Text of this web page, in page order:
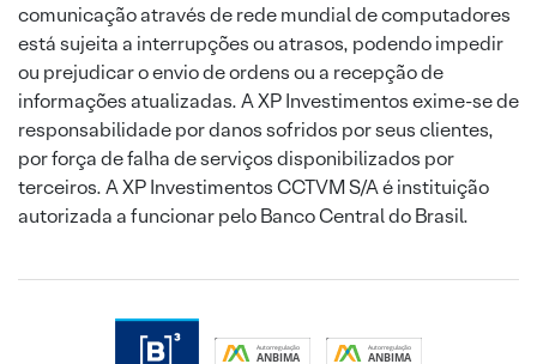
comunicação através de rede mundial de computadores
está sujeita a interrupções ou atrasos, podendo impedir
ou prejudicar o envio de ordens ou a recepção de
informações atualizadas. A XP Investimentos exime-se de
responsabilidade por danos sofridos por seus clientes,
por força de falha de serviços disponibilizados por
terceiros. A XP Investimentos CCTVM S/A é instituição
autorizada a funcionar pelo Banco Central do Brasil.